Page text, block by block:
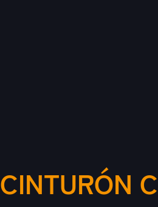
CINTURÓN